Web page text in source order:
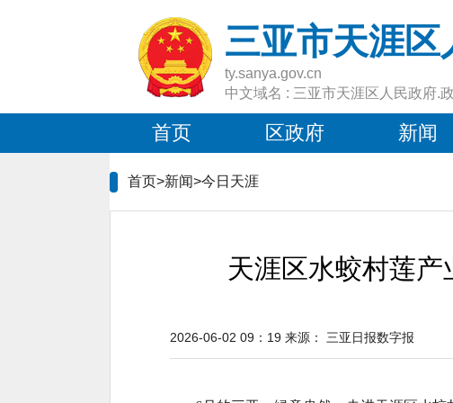
三亚市天涯区
ty.sanya.gov.cn
中文域名 : 三亚市天涯区人民政府.
首页 区政府 新闻
首页>新闻>今日天涯
天涯区水蛟村莲产
2026-06-02 09：19 来源： 三亚日报数字报